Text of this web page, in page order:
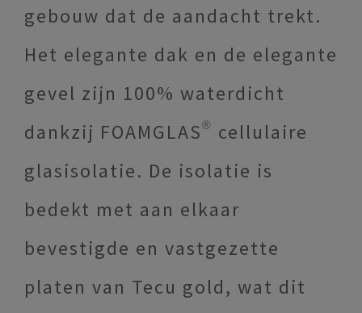
gebouw dat de aandacht trekt.
Het elegante dak en de elegante
gevel zijn 100% waterdicht
dankzij FOAMGLAS® cellulaire
glasisolatie. De isolatie is
bedekt met aan elkaar
bevestigde en vastgezette
platen van Tecu gold, wat dit